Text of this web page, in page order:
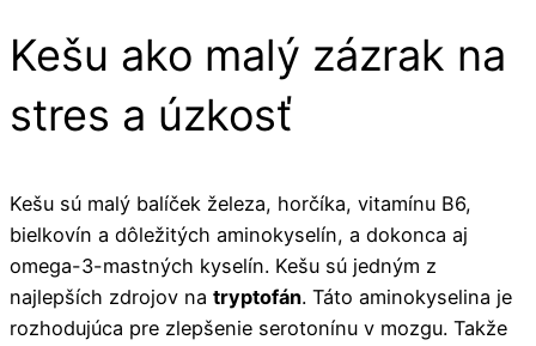
Kešu ako malý zázrak na
stres a úzkosť
Kešu sú malý balíček železa, horčíka, vitamínu B6,
bielkovín a dôležitých aminokyselín, a dokonca aj
omega-3-mastných kyselín. Kešu sú jedným z
najlepších zdrojov na tryptofán. Táto aminokyselina je
rozhodujúca pre zlepšenie serotonínu v mozgu. Takže